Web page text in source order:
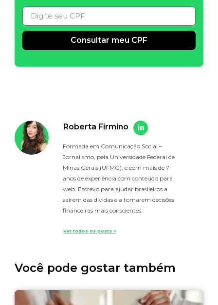
Consultar meu CPF
Roberta Firmino
Formada em Comunicação Social –
Jornalismo, pela Universidade Federal de
Minas Gerais (UFMG), e com mais de 7
anos de experiência com conteúdo para
web. Escrevo para ajudar brasileiros a
saírem das dívidas e a tomarem decisões
financeiras mais conscientes.
Ver todos os posts >
Você pode gostar também